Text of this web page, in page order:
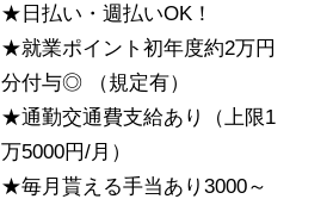
★日払い・週払いOK！
★就業ポイント初年度約2万円
分付与◎ （規定有）
★通勤交通費支給あり（上限1
万5000円/月）
★毎月貰える手当あり3000～